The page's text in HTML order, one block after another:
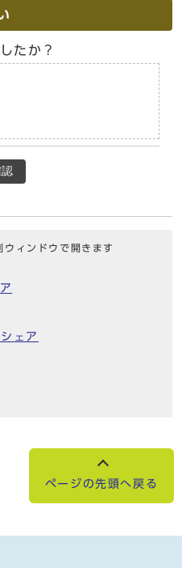
たか？
ウィンドウで開きます
ェア
ページの先頭へ戻る